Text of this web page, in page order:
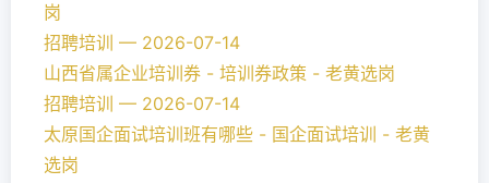
岗
招聘培训 — 2026-07-14
山西省属企业培训券 - 培训券政策 - 老黄选岗
招聘培训 — 2026-07-14
太原国企面试培训班有哪些 - 国企面试培训 - 老黄
选岗